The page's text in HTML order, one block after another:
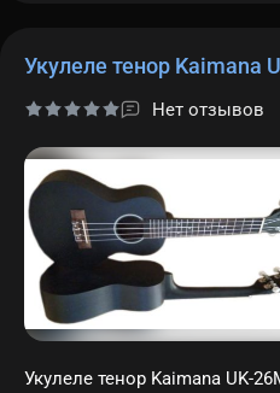
Укулеле тенор Kaimana
Нет отзывов
Укулеле тенор Kaimana UK-